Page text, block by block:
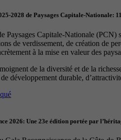
2028 de Paysages Capitale-Nationale:
Paysages Capitale-Nationale (PCN)
de verdissement, de création de
à la mise en valeur des
de la diversité et de la
développement durable,
2026: Une 23e édition portée par